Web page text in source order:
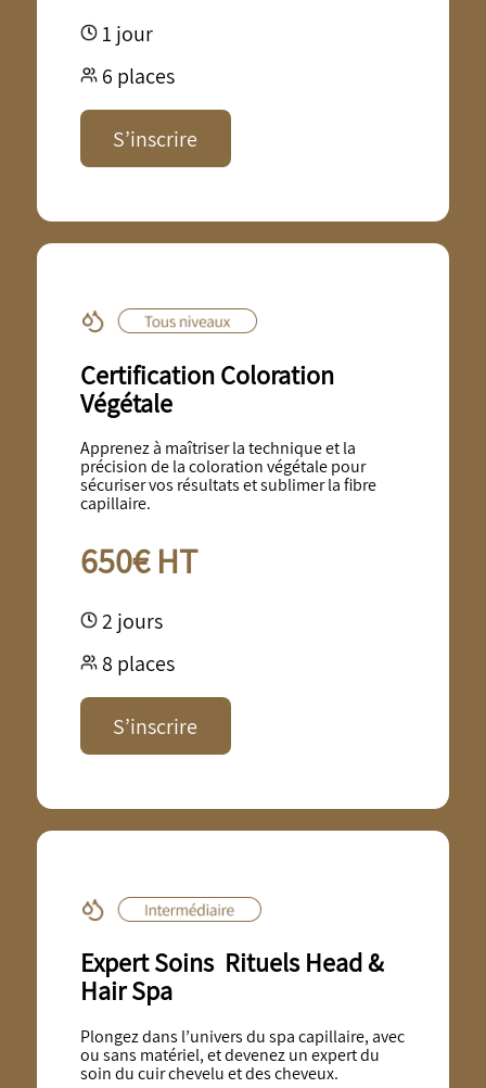
1 jour
6 places
S’inscrire
Certification Coloration
Végétale
Apprenez à maîtriser la technique et la
précision de la coloration végétale pour
sécuriser vos résultats et sublimer la fibre
capillaire.
650€ HT
2 jours
8 places
S’inscrire
Expert Soins Rituels Head &
Hair Spa
Plongez dans l’univers du spa capillaire, avec
ou sans matériel, et devenez un expert du
soin du cuir chevelu et des cheveux.